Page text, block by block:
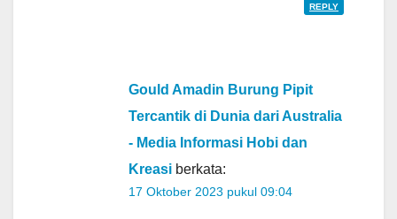
REPLY
Gould Amadin Burung Pipit
Tercantik di Dunia dari Australia
- Media Informasi Hobi dan
Kreasi berkata:
17 Oktober 2023 pukul 09:04